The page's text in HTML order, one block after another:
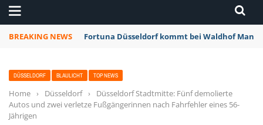
BREAKING NEWS Fortuna Düsseldorf kommt bei Waldhof
DÜSSELDORF BLAULICHT TOP NEWS
Home › Düsseldorf ›
Düsseldorf Stadtmitte: Fünf demolierte
Autos und zwei verletze Fußgängerinnen nach Fahrfehler eines 56-
Jährigen